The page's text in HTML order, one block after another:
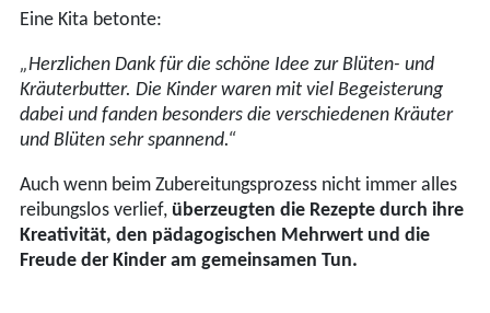
Eine Kita betonte:
„Herzlichen Dank für die schöne Idee zur Blüten- und
Kräuterbutter. Die Kinder waren mit viel Begeisterung
dabei und fanden besonders die verschiedenen Kräuter
und Blüten sehr spannend.“
Auch wenn beim Zubereitungsprozess nicht immer alles
reibungslos verlief, überzeugten die Rezepte durch ihre
Kreativität, den pädagogischen Mehrwert und die
Freude der Kinder am gemeinsamen Tun.